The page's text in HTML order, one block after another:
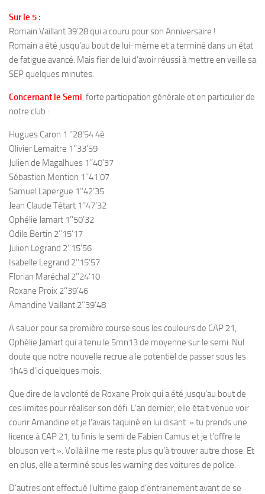
Sur le 5 :
Romain Vaillant 39’28 qui a couru pour son Anniversaire !
Romain a été jusqu’au bout de lui-même et a terminé dans un état
de fatigue avancé. Mais fier de lui d’avoir réussi à mettre en veille sa
SEP quelques minutes.
Concernant le Semi, forte participation générale et en particulier de
notre club :
Hugues Caron 1 ‘’28’54 4é
Olivier Lemaitre 1’’33’59
Julien de Magalhues 1’’40’37
Sébastien Mention 1’’41’07
Samuel Lapergue 1’’42’35
Jean Claude Tétart 1’’47’32
Ophélie Jamart 1’’50’32
Odile Bertin 2’’15’17
Julien Legrand 2’’15’56
Isabelle Legrand 2’’15’57
Florian Maréchal 2’’24’10
Roxane Proix 2’’39’46
Amandine Vaillant 2’’39’48
A saluer pour sa première course sous les couleurs de CAP 21,
Ophélie Jamart qui a tenu le 5mn13 de moyenne sur le semi. Nul
doute que notre nouvelle recrue a le potentiel de passer sous les
1h45 d’ici quelques mois.
Que dire de la volonté de Roxane Proix qui a été jusqu’au bout de
ces limites pour réaliser son défi. L’an dernier, elle était venue voir
courir Amandine et je l’avais taquiné en lui disant » tu prends une
licence à CAP 21, tu finis le semi de Fabien Camus et je t’offre le
blouson vert ». Voilà il ne me reste plus qu’à trouver autre chose. Et
en plus, elle a terminé sous les warning des voitures de police.
D’autres ont effectué l’ultime galop d’entrainement avant de se